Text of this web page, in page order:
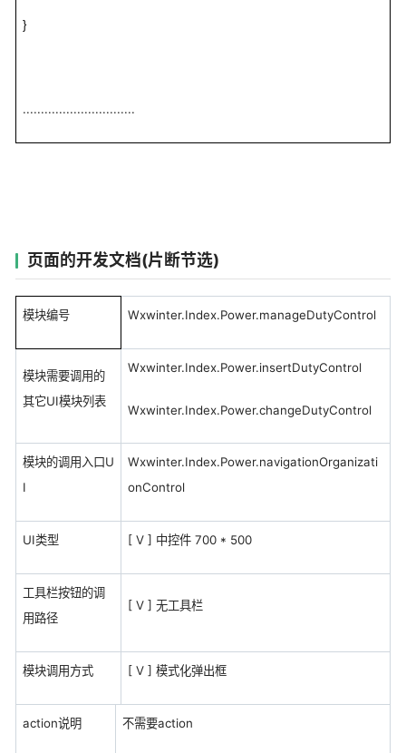
}
...............................
页面的开发文档(片断节选)
模块编号 Wxwinter.Index.Power.manageDutyControl
模块需要调用的
其它UI模块列表
Wxwinter.Index.Power.insertDutyControl
Wxwinter.Index.Power.changeDutyControl
模块的调用入口U
I
Wxwinter.Index.Power.navigationOrganizati
onControl
UI类型 [ V ] 中控件 700 * 500
工具栏按钮的调
用路径
[ V ] 无工具栏
模块调用方式 [ V ] 模式化弹出框
action说明 不需要action